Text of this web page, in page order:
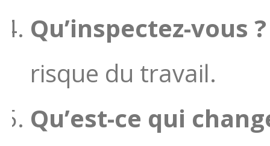
Qu’inspectez-vous ?
risque du travail.
Qu’est-ce qui